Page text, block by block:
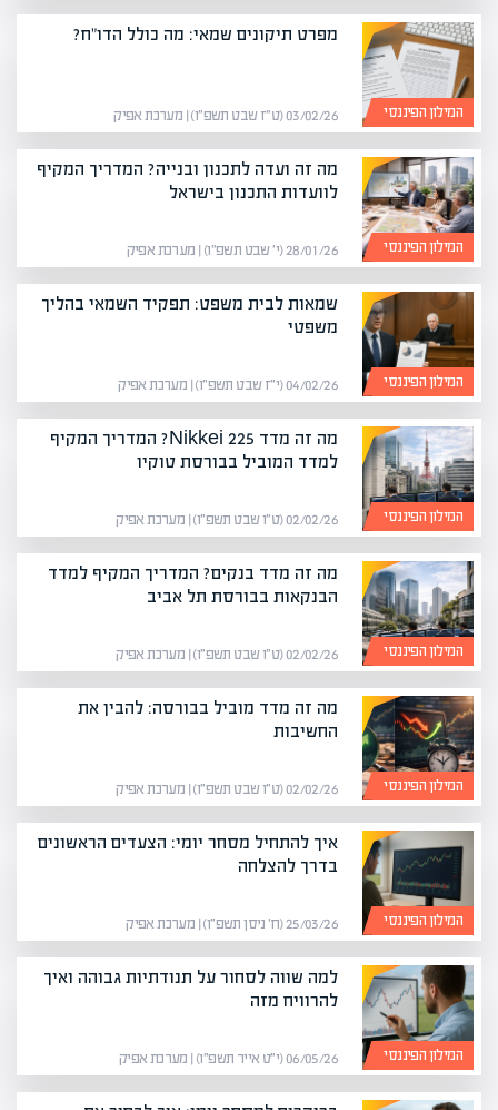
המילון הפיננסי
מפרט תיקונים שמאי: מה כולל הדו"ח?
03/02/26 (ט״ז שבט תשפ״ו) | מערכת אפיק
המילון הפיננסי
מה זה ועדה לתכנון ובנייה? המדריך המקיף
לוועדות התכנון בישראל
28/01/26 (י׳ שבט תשפ״ו) | מערכת אפיק
המילון הפיננסי
שמאות לבית משפט: תפקיד השמאי בהליך
משפטי
04/02/26 (י״ז שבט תשפ״ו) | מערכת אפיק
המילון הפיננסי
מה זה מדד Nikkei 225? המדריך המקיף
למדד המוביל בבורסת טוקיו
02/02/26 (ט״ו שבט תשפ״ו) | מערכת אפיק
המילון הפיננסי
מה זה מדד בנקים? המדריך המקיף למדד
הבנקאות בבורסת תל אביב
02/02/26 (ט״ו שבט תשפ״ו) | מערכת אפיק
המילון הפיננסי
מה זה מדד מוביל בבורסה: להבין את
החשיבות
02/02/26 (ט״ו שבט תשפ״ו) | מערכת אפיק
המילון הפיננסי
איך להתחיל מסחר יומי: הצעדים הראשונים
בדרך להצלחה
25/03/26 (ח׳ ניסן תשפ״ו) | מערכת אפיק
המילון הפיננסי
למה שווה לסחור על תנודתיות גבוהה ואיך
להרוויח מזה
06/05/26 (י״ט אייר תשפ״ו) | מערכת אפיק